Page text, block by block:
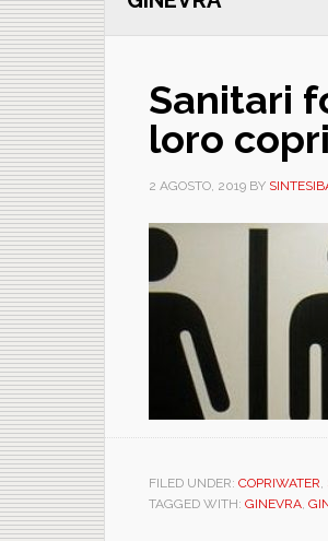
Sanitari
loro
2 AGOSTO, 2019BY
FILED UNDER: COPRIWATER,
TAGGED WITH: GINEVRA,